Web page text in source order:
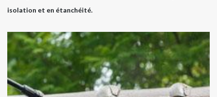
isolation et en étanchéité.